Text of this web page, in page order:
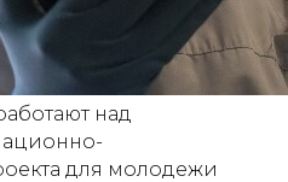
над
для молодежи